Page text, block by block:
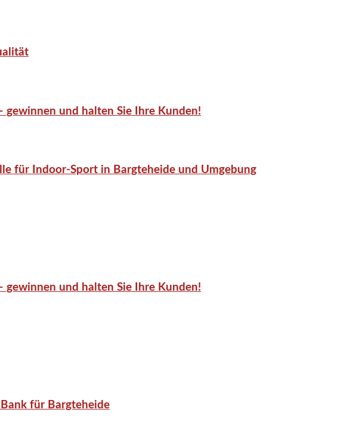
und halten Sie Ihre Kunden!
für Indoor-Sport in Bargteheide und Umgebung
und halten Sie Ihre Kunden!
für Bargteheide